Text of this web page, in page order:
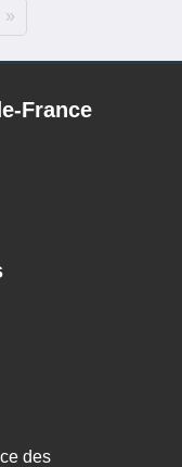
»
France
des